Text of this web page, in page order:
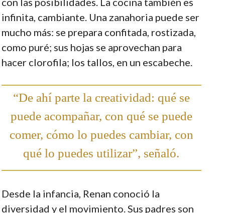
infinita, cambiante. Una zanahoria puede ser
mucho más: se prepara confitada, rostizada,
como puré; sus hojas se aprovechan para
hacer clorofila; los tallos, en un escabeche.
“De ahí parte la creatividad: qué se
puede acompañar, con qué se puede
comer, cómo lo puedes cambiar, con
qué lo puedes utilizar”, señaló.
Desde la infancia, Renan conoció la
diversidad y el movimiento. Sus padres son